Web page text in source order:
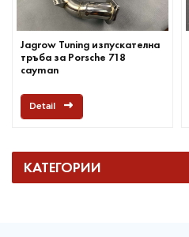
Jagrow Tuning изпускателна
тръба за Porsche 718
cayman
Detail
КАТЕГОРИИ